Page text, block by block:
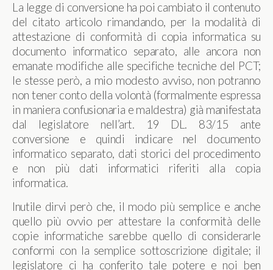
La legge di conversione ha poi cambiato il contenuto
del citato articolo rimandando, per la modalità di
attestazione di conformità di copia informatica su
documento informatico separato, alle ancora non
emanate modifiche alle specifiche tecniche del PCT;
le stesse però, a mio modesto avviso, non potranno
non tener conto della volontà (formalmente espressa
in maniera confusionaria e maldestra) già manifestata
dal legislatore nell’art. 19 DL. 83/15 ante
conversione e quindi indicare nel documento
informatico separato, dati storici del procedimento
e non più dati informatici riferiti alla copia
informatica.
Inutile dirvi però che, il modo più semplice e anche
quello più ovvio per attestare la conformità delle
copie informatiche sarebbe quello di considerarle
conformi con la semplice sottoscrizione digitale; il
legislatore ci ha conferito tale potere e noi ben